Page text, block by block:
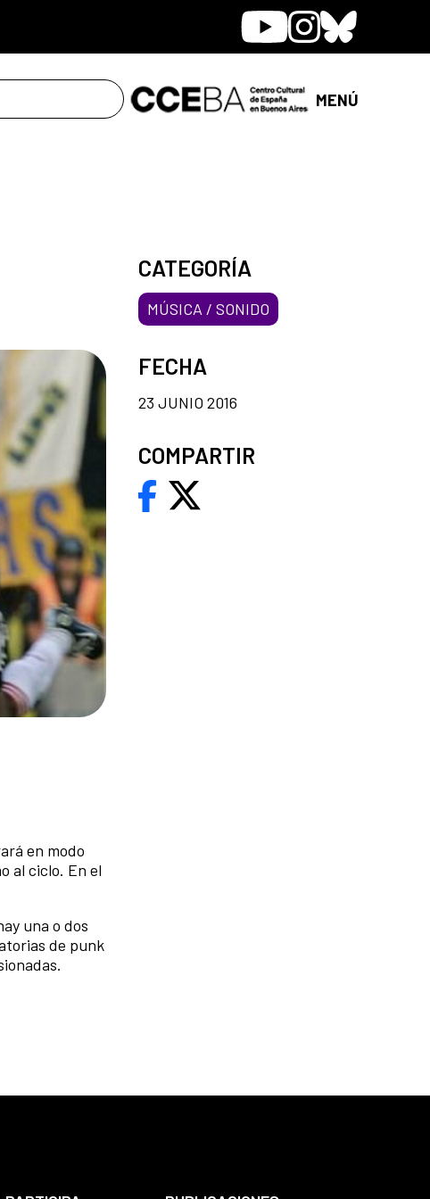
YoutubeInstagram
Bluesky
MENÚ
en modo
al ciclo. En el
una o dos
de punk
CATEGORÍA
MÚSICA / SONIDO
FECHA
23 JUNIO 2016
COMPARTIR